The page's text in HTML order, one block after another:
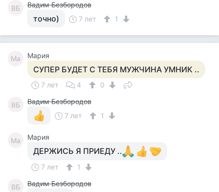
ВБ Вадим Безбородов
точно) 7 лет 1
Ма Мария
СУПЕР БУДЕТ С ТЕБЯ МУЖЧИНА УМНИК ..
7 лет 4 0
ВБ
Вадим Безбородов
7 лет
1
Ма Мария
ДЕРЖИСЬ Я ПРИЕДУ ..
7 лет 1
ВБ Вадим Безбородов